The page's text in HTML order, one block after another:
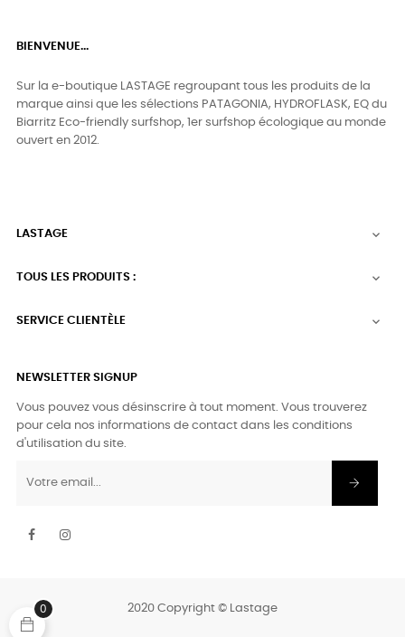
BIENVENUE...
Sur la e-boutique LASTAGE regroupant tous les produits de la
marque ainsi que les sélections PATAGONIA, HYDROFLASK, EQ du
Biarritz Eco-friendly surfshop, 1er surfshop écologique au monde
ouvert en 2012.
LASTAGE 
TOUS LES PRODUITS : 
SERVICE CLIENTÈLE 
NEWSLETTER SIGNUP
Vous pouvez vous désinscrire à tout moment. Vous trouverez
pour cela nos informations de contact dans les conditions
d'utilisation du site.
Facebook
2020 Copyright © Lastage
0